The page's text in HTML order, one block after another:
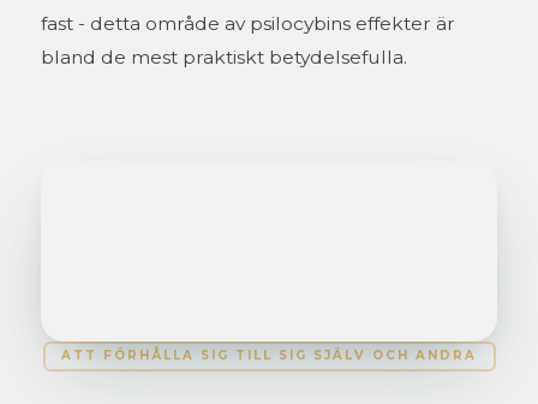
fast - detta område av psilocybins effekter är
bland de mest praktiskt betydelsefulla.
ATT FÖRHÅLLA SIG TILL SIG SJÄLV OCH ANDRA